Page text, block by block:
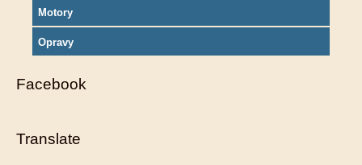
Motory
Opravy
Facebook
Translate